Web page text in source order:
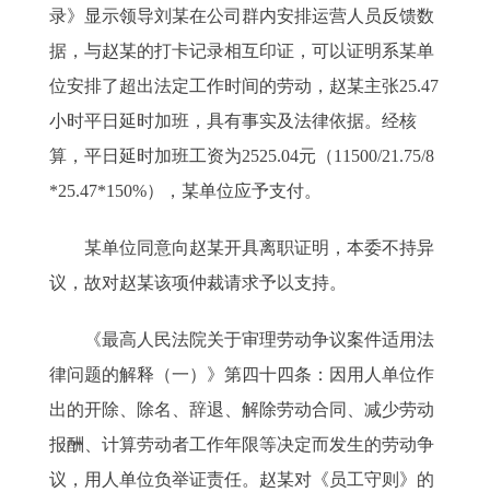
录》显示领导刘某在公司群内安排运营人员反馈数
据，与赵某的打卡记录相互印证，可以证明系某单
位安排了超出法定工作时间的劳动，赵某主张25.47
小时平日延时加班，具有事实及法律依据。经核
算，平日延时加班工资为2525.04元（11500/21.75/8
*25.47*150%），某单位应予支付。
某单位同意向赵某开具离职证明，本委不持异
议，故对赵某该项仲裁请求予以支持。
《最高人民法院关于审理劳动争议案件适用法
律问题的解释（一）》第四十四条：因用人单位作
出的开除、除名、辞退、解除劳动合同、减少劳动
报酬、计算劳动者工作年限等决定而发生的劳动争
议，用人单位负举证责任。赵某对《员工守则》的